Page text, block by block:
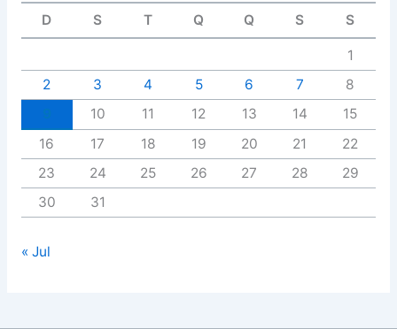
D S T Q Q S S
1
2
3 4 5 6 7
8
10 11 12 13 14
15
16
17 18 19 20 21
22
23
24 25 26 27 28
29
30
31
« Jul